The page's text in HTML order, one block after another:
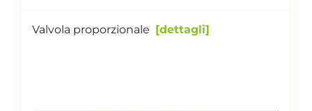
Valvola proporzionale dettagli